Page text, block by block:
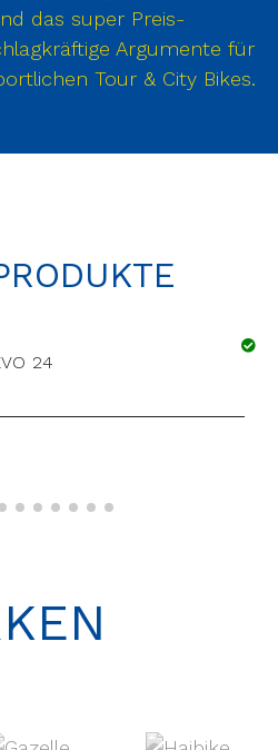
das super Preis-
Argumente für
Tour & City Bikes.
24